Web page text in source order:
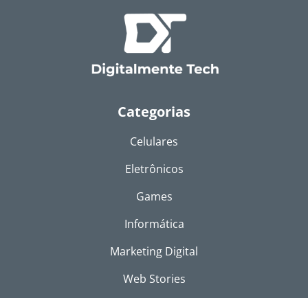
Categorias
Celulares
Eletrônicos
Games
Informática
Marketing Digital
Web Stories